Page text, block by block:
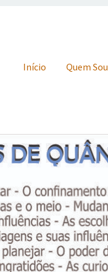
Skip to content
Início Quem Sou